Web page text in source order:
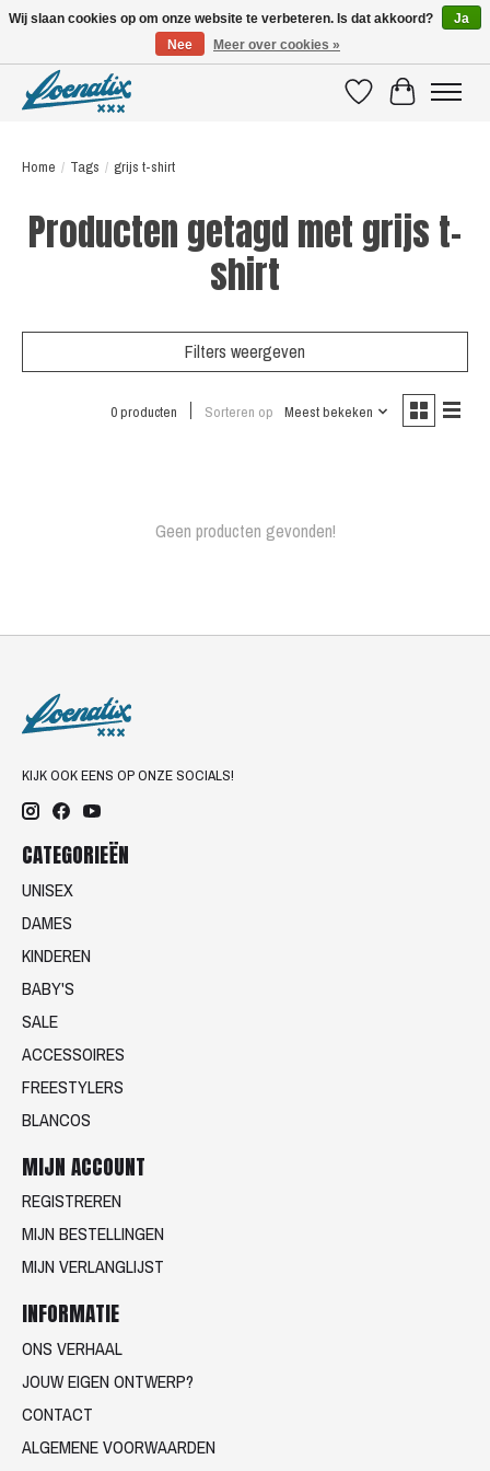
VerlanglijstWinkelwagen
Home / Tags / grijs t-shirt
Producten getagd met grijs t-
shirt
Filters weergeven
0 producten Sorteren op Meest bekeken
Geen producten gevonden!
KIJK OOK EENS OP ONZE SOCIALS!
CATEGORIEËN
UNISEX
DAMES
KINDEREN
BABY'S
SALE
ACCESSOIRES
FREESTYLERS
BLANCOS
MIJN ACCOUNT
REGISTREREN
MIJN BESTELLINGEN
MIJN VERLANGLIJST
INFORMATIE
ONS VERHAAL
JOUW EIGEN ONTWERP?
CONTACT
ALGEMENE VOORWAARDEN
Wij slaan cookies op om onze website te verbeteren. Is dat akkoord?
Ja
Nee
Meer over cookies »